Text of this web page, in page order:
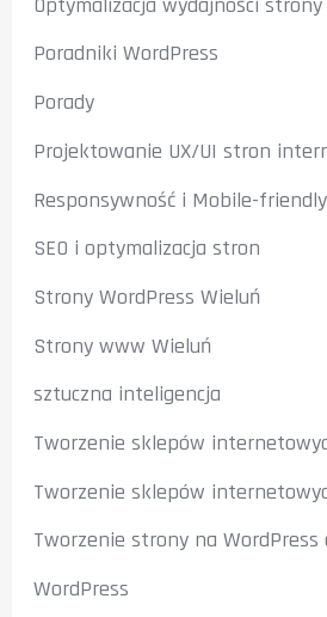
Poradniki WordPress
Porady
Projektowanie UX/UI stron
Responsywność i Mobile-friendly
SEO i optymalizacja stron
Strony WordPress Wieluń
Strony www Wieluń
sztuczna inteligencja
Tworzenie sklepów
Tworzenie sklepów
Tworzenie strony na WordPress
WordPress